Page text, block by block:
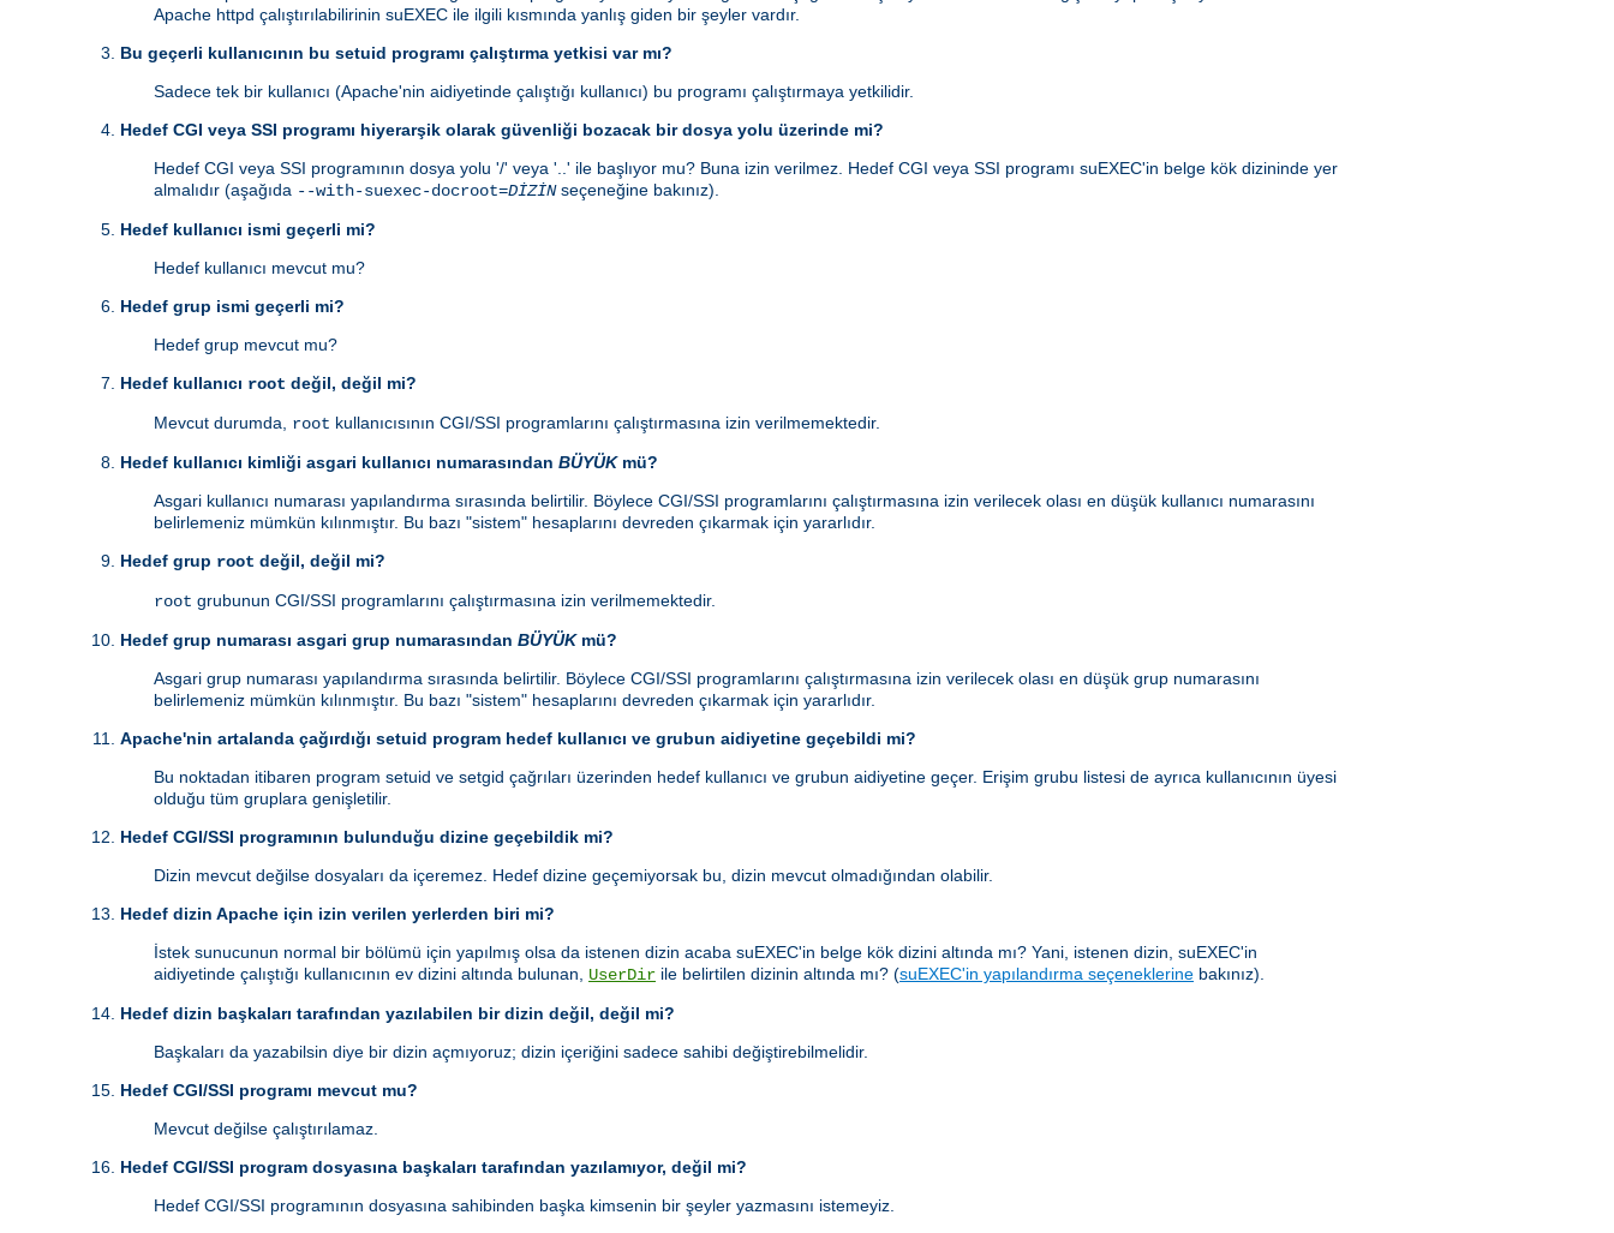
Apache httpd çalıştırılabilirinin suEXEC ile ilgili kısmında yanlış giden bir şeyler vardır.
Bu geçerli kullanıcının bu setuid programı çalıştırma yetkisi var mı?
Sadece tek bir kullanıcı (Apache'nin aidiyetinde çalıştığı kullanıcı) bu programı çalıştırmaya yetkilidir.
Hedef CGI veya SSI programı hiyerarşik olarak güvenliği bozacak bir dosya yolu üzerinde mi?
Hedef CGI veya SSI programının dosya yolu '/' veya '..' ile başlıyor mu? Buna izin verilmez. Hedef CGI veya SSI programı suEXEC'in belge kök dizininde yer
almalıdır (aşağıda --with-suexec-docroot=DİZİNseçeneğine bakınız).
Hedef kullanıcı ismi geçerli mi?
Hedef kullanıcı mevcut mu?
Hedef grup ismi geçerli mi?
Hedef grup mevcut mu?
Hedef kullanıcı root değil, değil mi?
Mevcut durumda, root kullanıcısının CGI/SSI programlarını çalıştırmasına izin verilmemektedir.
Hedef kullanıcı kimliği asgari kullanıcı numarasından BÜYÜKmü?
Asgari kullanıcı numarası yapılandırma sırasında belirtilir. Böylece CGI/SSI programlarını çalıştırmasına izin verilecek olası en düşük kullanıcı numarasını
belirlemeniz mümkün kılınmıştır. Bu bazı "sistem" hesaplarını devreden çıkarmak için yararlıdır.
Hedef grup root değil, değil mi?
root grubunun CGI/SSI programlarını çalıştırmasına izin verilmemektedir.
Hedef grup numarası asgari grup numarasından BÜYÜKmü?
Asgari grup numarası yapılandırma sırasında belirtilir. Böylece CGI/SSI programlarını çalıştırmasına izin verilecek olası en düşük grup numarasını
belirlemeniz mümkün kılınmıştır. Bu bazı "sistem" hesaplarını devreden çıkarmak için yararlıdır.
Apache'nin artalanda çağırdığı setuid program hedef kullanıcı ve grubun aidiyetine geçebildi mi?
Bu noktadan itibaren program setuid ve setgid çağrıları üzerinden hedef kullanıcı ve grubun aidiyetine geçer. Erişim grubu listesi de ayrıca kullanıcının üyesi
olduğu tüm gruplara genişletilir.
Hedef CGI/SSI programının bulunduğu dizine geçebildik mi?
Dizin mevcut değilse dosyaları da içeremez. Hedef dizine geçemiyorsak bu, dizin mevcut olmadığından olabilir.
Hedef dizin Apache için izin verilen yerlerden biri mi?
İstek sunucunun normal bir bölümü için yapılmış olsa da istenen dizin acaba suEXEC'in belge kök dizini altında mı? Yani, istenen dizin, suEXEC'in
aidiyetinde çalıştığı kullanıcının ev dizini altında bulunan, UserDir ile belirtilen dizinin altında mı? (suEXEC'in yapılandırma seçeneklerine bakınız).
Hedef dizin başkaları tarafından yazılabilen bir dizin değil, değil mi?
Başkaları da yazabilsin diye bir dizin açmıyoruz; dizin içeriğini sadece sahibi değiştirebilmelidir.
Hedef CGI/SSI programı mevcut mu?
Mevcut değilse çalıştırılamaz.
Hedef CGI/SSI program dosyasına başkaları tarafından yazılamıyor, değil mi?
Hedef CGI/SSI programının dosyasına sahibinden başka kimsenin bir şeyler yazmasını istemeyiz.